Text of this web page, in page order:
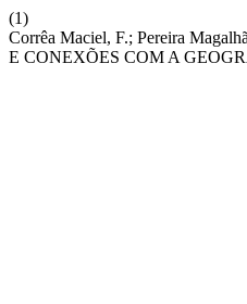
(1)
Corrêa Maciel, F.; Pereira
E CONEXÕES COM A